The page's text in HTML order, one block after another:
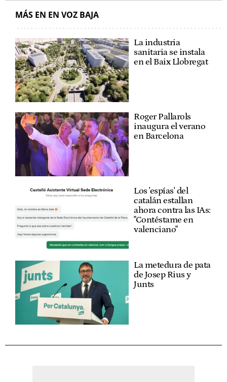
MÁS EN EN VOZ BAJA
La industria
sanitaria se instala
en el Baix Llobregat
Roger Pallarols
inaugura el verano
en Barcelona
Los 'espías' del
catalán estallan
ahora contra las IAs:
"Contéstame en
valenciano"
La metedura de pata
de Josep Rius y
Junts